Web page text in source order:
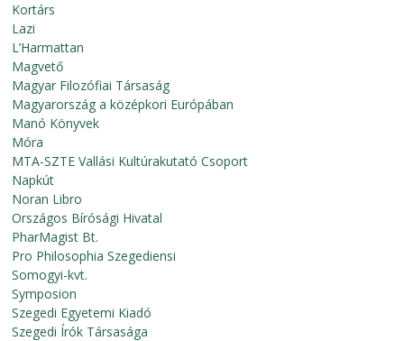
Kortárs
Lazi
L’Harmattan
Magvető
Magyar Filozófiai Társaság
Magyarország a középkori Európában
Manó Könyvek
Móra
MTA-SZTE Vallási Kultúrakutató Csoport
Napkút
Noran Libro
Országos Bírósági Hivatal
PharMagist Bt.
Pro Philosophia Szegediensi
Somogyi-kvt.
Symposion
Szegedi Egyetemi Kiadó
Szegedi Írók Társasága